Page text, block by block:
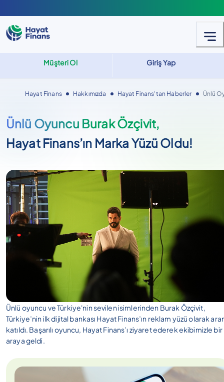
Müşteri Ol Giriş Yap
Hayat Finans Hakkımızda Hayat Finans'tan Haberler Ünlü
Ünlü Oyuncu Burak Özçivit,
Hayat Finans’ın Marka Yüzü Oldu!
Ünlü oyuncu ve Türkiye'nin sevilen isimlerinden Burak Özçivit,
Türkiye’nin ilk dijital bankası Hayat Finans’ın reklam yüzü olarak
katıldı. Başarılı oyuncu, Hayat Finans’ı ziyaret ederek ekibimizle bir
araya geldi.